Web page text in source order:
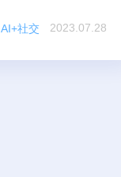
AI+社交
2023.07.28